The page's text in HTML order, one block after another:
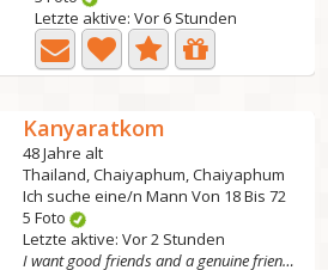
Letzte aktive: Vor 6 Stunden
Kanyaratkom
48 Jahre alt
Thailand, Chaiyaphum, Chaiyaphum
Ich suche eine/n Mann Von 18 Bis 72
5 Foto
Letzte aktive: Vor 2 Stunden
I want good friends and a genuine friendship,